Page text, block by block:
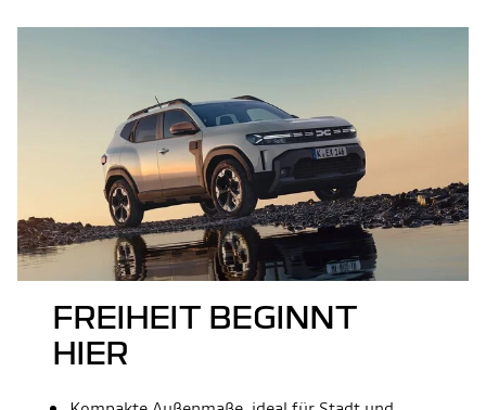
FREIHEIT BEGINNT
HIER